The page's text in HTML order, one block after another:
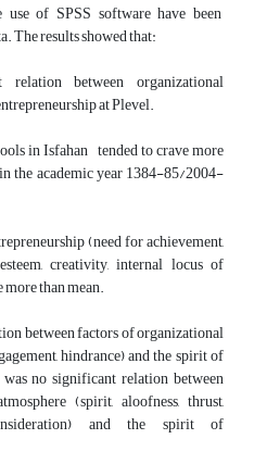
of SPSS software have been
The results showed that:
between organizational
at Plevel.
in Isfahan tended to crave more
the academic year 1384-85/2004-
(need for achievement,
creativity, internal locus of
than mean.
between factors of organizational
hindrance) and the spirit of
no significant relation between
(spirit, aloofness, thrust,
and the spirit of